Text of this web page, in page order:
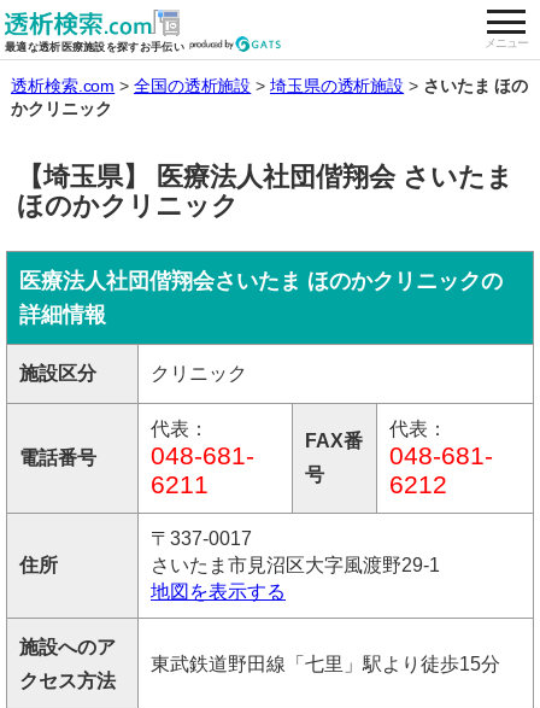
最適な透析医療施設を探すお手伝い メニュー
全国の透析施設を検索する
透析検索.com 全国の透析施設 埼玉県の透析施設
さいたま ほの
かクリニック
【埼玉県】 医療法人社団偕翔会 さいたま
ほのかクリニック
医療法人社団偕翔会さいたま ほのかクリニックの
詳細情報
施設区分 クリニック
電話番号
代表：
048-681-
6211
FAX番
号
代表：
048-681-
6212
住所
〒337-0017
さいたま市見沼区大字風渡野29-1
地図を表示する
施設へのア
クセス方法
東武鉄道野田線「七里」駅より徒歩15分